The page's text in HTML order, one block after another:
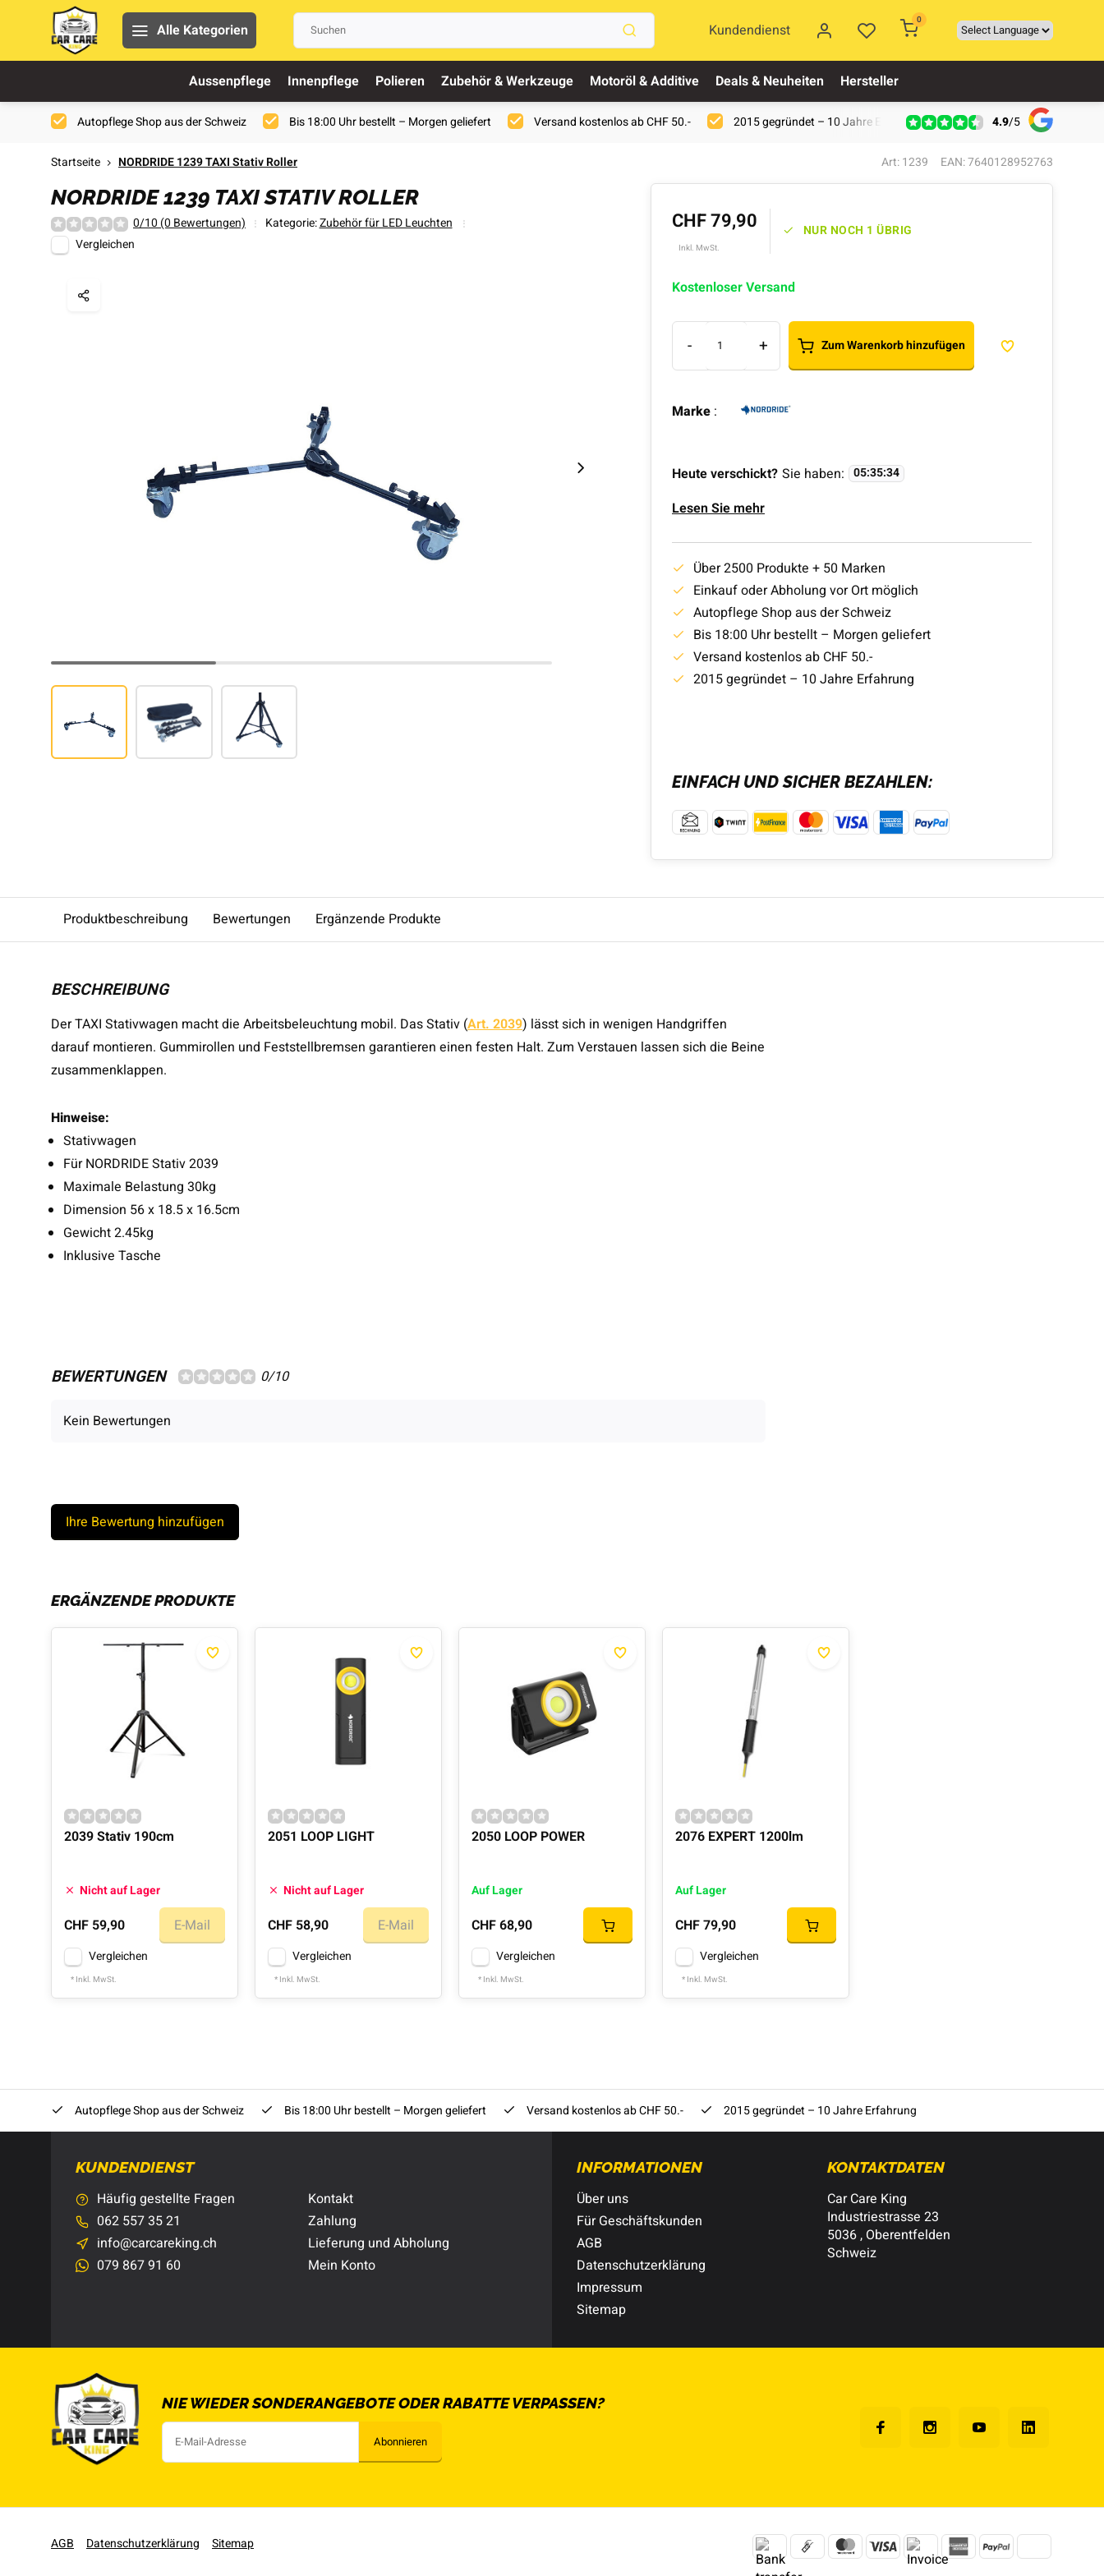
Alle Kategorien Kundendienst
0
Aussenpflege Innenpflege Polieren Zubehör & Werkzeuge Motoröl & Additive Deals & Neuheiten Hersteller
Autopflege Shop aus der Schweiz Bis 18:00 Uhr bestellt – Morgen geliefert Versand kostenlos ab CHF 50.- 2015 gegründet – 10 Jahre Erfahrung 4.9/5
Startseite NORDRIDE 1239 TAXI Stativ Roller Art: 1239 EAN: 7640128952763
NORDRIDE 1239 TAXI STATIV ROLLER
0/10 (0 Bewertungen) Kategorie:Zubehör für LED Leuchten
Vergleichen
CHF 79,90
Inkl. MwSt.
NUR NOCH 1 ÜBRIG
Kostenloser Versand
- + Zum Warenkorb hinzufügen
Marke :
Heute verschickt? Sie haben: 05:35:33
Lesen Sie mehr
Über 2500 Produkte + 50 Marken
Einkauf oder Abholung vor Ort möglich
Autopflege Shop aus der Schweiz
Bis 18:00 Uhr bestellt – Morgen geliefert
Versand kostenlos ab CHF 50.-
2015 gegründet – 10 Jahre Erfahrung
EINFACH UND SICHER BEZAHLEN:
Produktbeschreibung Bewertungen Ergänzende Produkte
BESCHREIBUNG
Der TAXI Stativwagen macht die Arbeitsbeleuchtung mobil. Das Stativ (Art. 2039) lässt sich in wenigen Handgriffen
darauf montieren. Gummirollen und Feststellbremsen garantieren einen festen Halt. Zum Verstauen lassen sich die Beine
zusammenklappen.
Hinweise:
Stativwagen
Für NORDRIDE Stativ 2039
Maximale Belastung 30kg
Dimension 56 x 18.5 x 16.5cm
Gewicht 2.45kg
Inklusive Tasche
BEWERTUNGEN 0/10
Kein Bewertungen
Ihre Bewertung hinzufügen
ERGÄNZENDE PRODUKTE
2039 Stativ 190cm
Nicht auf Lager
CHF 59,90 E-Mail
Vergleichen
* Inkl. MwSt.
2051 LOOP LIGHT
Nicht auf Lager
CHF 58,90 E-Mail
Vergleichen
* Inkl. MwSt.
2050 LOOP POWER
Auf Lager
CHF 68,90
Vergleichen
* Inkl. MwSt.
2076 EXPERT 1200lm
Auf Lager
CHF 79,90
Vergleichen
* Inkl. MwSt.
Autopflege Shop aus der Schweiz Bis 18:00 Uhr bestellt – Morgen geliefert Versand kostenlos ab CHF 50.- 2015 gegründet – 10 Jahre Erfahrung
KUNDENDIENST
Häufig gestellte Fragen
062 557 35 21
info@carcareking.ch
079 867 91 60
Kontakt
Zahlung
Lieferung und Abholung
Mein Konto
INFORMATIONEN
Über uns
Für Geschäftskunden
AGB
Datenschutzerklärung
Impressum
Sitemap
KONTAKTDATEN
Car Care King
Industriestrasse 23
5036 , Oberentfelden
Schweiz
NIE WIEDER SONDERANGEBOTE ODER RABATTE VERPASSEN?
Abonnieren
AGB Datenschutzerklärung Sitemap